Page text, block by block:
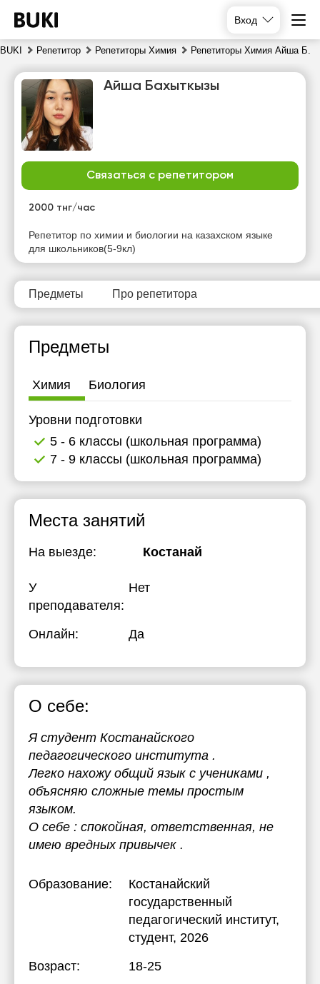
Вход
BUKI Репетитор Репетиторы Химия Репетиторы Химия Айша Б.
Айша Бахыткызы
Связаться с репетитором
2000 тнг/час
Репетитор по химии и биологии на казахском языке
для школьников(5-9кл)
Предметы Про репетитора
Предметы
Химия Биология
Уровни подготовки
5 - 6 классы (школьная программа)
7 - 9 классы (школьная программа)
Места занятий
На выезде: Костанай
У
преподавателя:
Нет
Онлайн: Да
О себе:
Я студент Костанайского
педагогического института .
Легко нахожу общий язык с учениками ,
объясняю сложные темы простым
языком.
О себе : спокойная, ответственная, не
имею вредных привычек .
Образование:
Костанайский
государственный
педагогический институт,
студент, 2026
Возраст:
18-25
пт
7
Нет
Нет
свободных